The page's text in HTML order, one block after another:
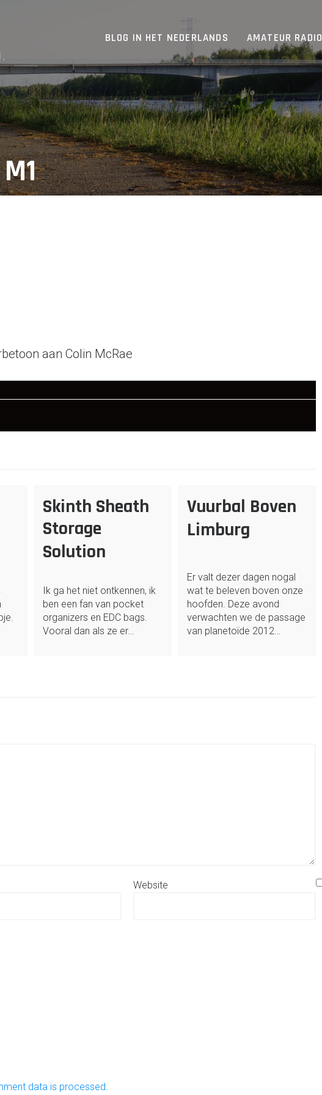
BLOG IN HET NEDERLANDS AMATEUR RADIO
aan Colin McRae
Skinth Sheath
Storage
Solution
Ik ga het niet ontkennen, ik
ben een fan van pocket
organizers en EDC bags.
Vooral dan als ze er…
Vuurbal Boven
Limburg
Er valt dezer dagen nogal
wat te beleven boven onze
hoofden. Deze avond
verwachten we de passage
van planetoïde 2012…
Website
data is processed.